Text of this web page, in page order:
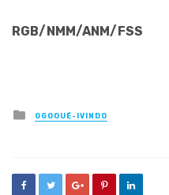
RGB/NMM/ANM/FSS
Posted
in
OGOOUÉ-IVINDO